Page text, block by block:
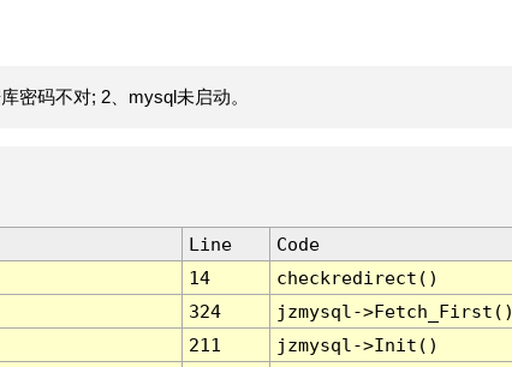
密码不对; 2、mysql未启动。
Line
Code
14
checkredirect()
324
jzmysql-
211
jzmysql->Init()